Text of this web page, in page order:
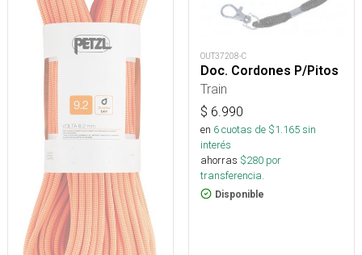
OUT37208-C
Doc. Cordones P/Pitos
Train
$ 6.990
en 6cuotas de $1.165sin
interés
ahorras $280 por
transferencia.
Disponible